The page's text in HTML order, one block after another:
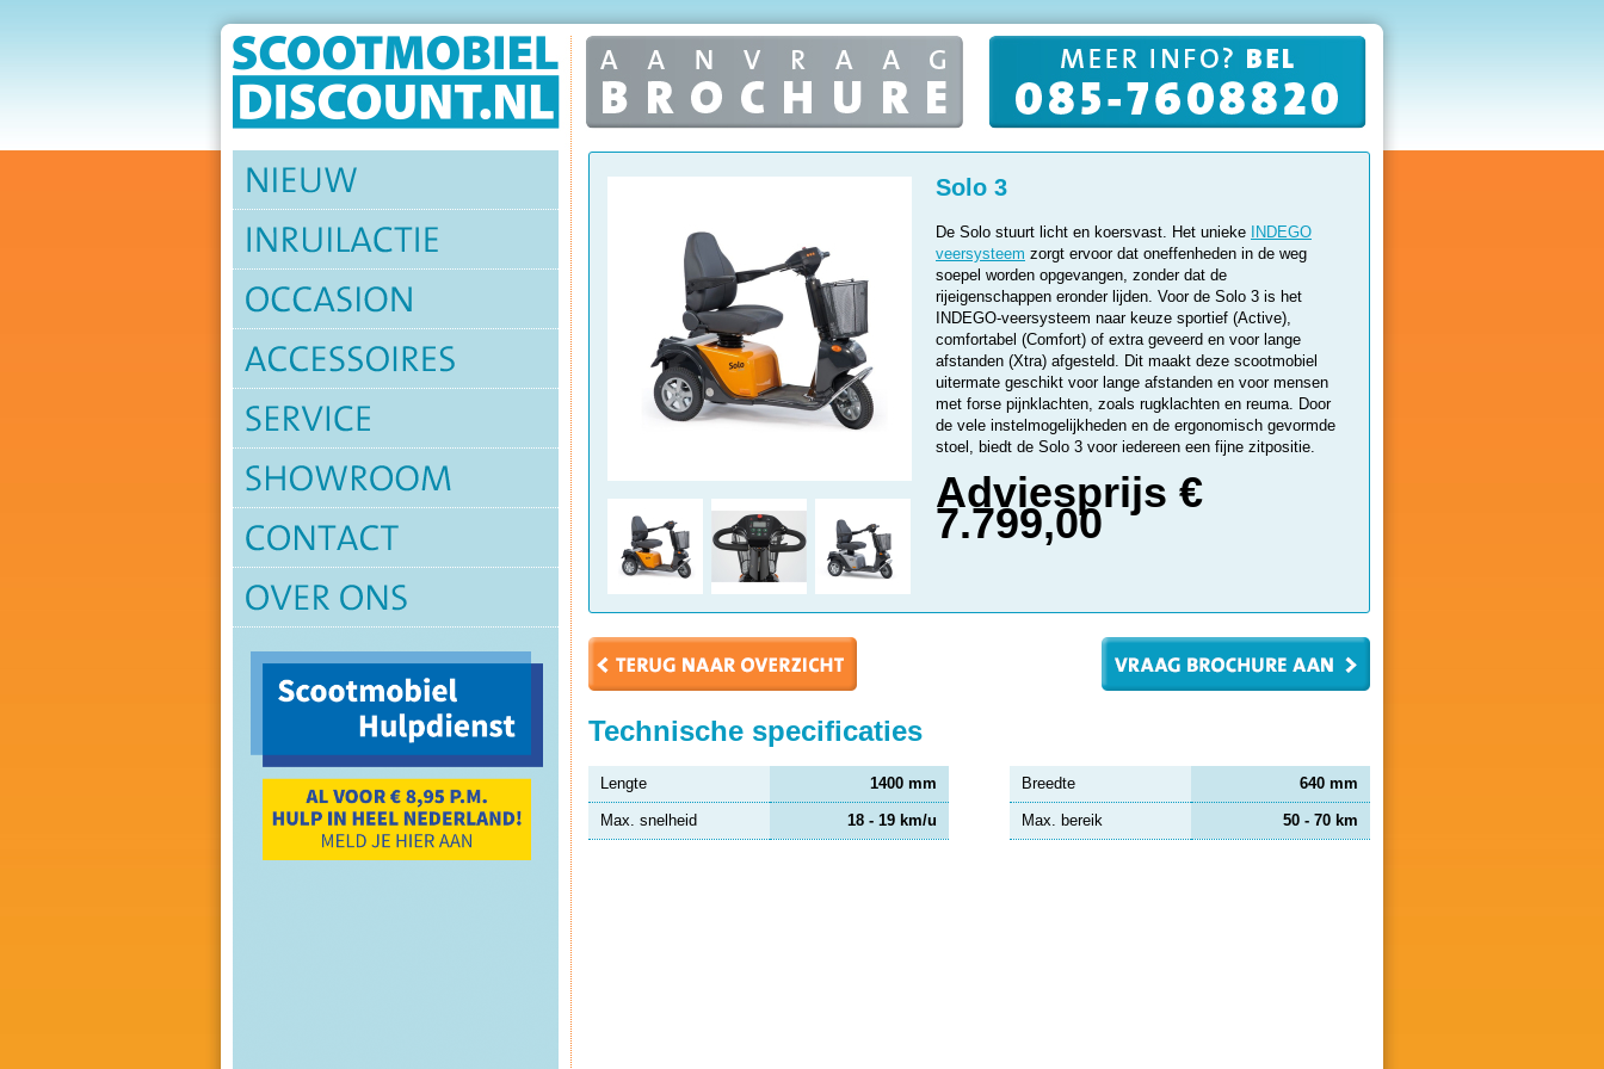
Solo 3
De Solo stuurt licht en koersvast. Het unieke
INDEGO
veersysteem zorgt ervoor dat oneffenheden in de weg
soepel worden opgevangen, zonder dat de
rijeigenschappen eronder lijden. Voor de Solo 3 is het
INDEGO-veersysteem naar keuze sportief (Active),
comfortabel (Comfort) of extra geveerd en voor lange
afstanden (Xtra) afgesteld. Dit maakt deze scootmobiel
uitermate geschikt voor lange afstanden en voor mensen
met forse pijnklachten, zoals rugklachten en reuma. Door
de vele instelmogelijkheden en de ergonomisch gevormde
stoel, biedt de Solo 3 voor iedereen een fijne zitpositie.
Adviesprijs €
7.799,00
Technische specificaties
Lengte 1400 mm Breedte 640 mm
Max. snelheid 18 - 19 km/u Max. bereik 50 - 70 km